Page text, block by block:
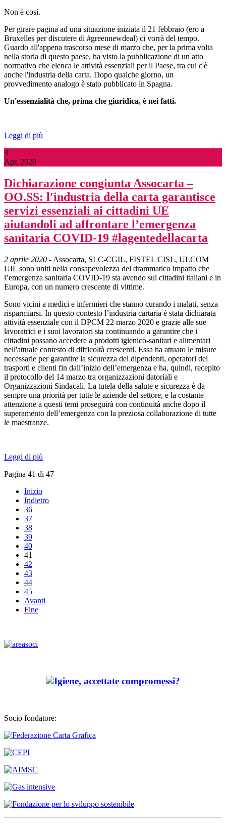
Non è cosi.
Per girare pagina ad una situazione iniziata il 21 febbraio (ero a
Bruxelles per discutere di #greennewdeal) ci vorrà del tempo.
Guardo all'appena trascorso mese di marzo che, per la prima volta
nella storia di questo paese, ha visto la pubblicazione di un atto
normativo che elenca le attività essenziali per il Paese, tra cui c'è
anche l'industria della carta. Dopo qualche giorno, un
provvedimento analogo è stato pubblicato in Spagna.
Un'essenzialità che, prima che giuridica, è nei fatti.
Leggi di più
3
Apr, 2020
Dichiarazione congiunta Assocarta –
OO.SS: l'industria della carta garantisce
servizi essenziali ai cittadini UE
aiutandoli ad affrontare l’emergenza
sanitaria COVID-19 #lagentedellacarta
2 aprile 2020 - Assocarta, SLC-CGIL, FISTEL CISL, ULCOM
UIL sono uniti nella consapevolezza del drammatico impatto che
l’emergenza sanitaria COVID-19 sta avendo sui cittadini italiani e in
Europa, con un numero crescente di vittime.
Sono vicini a medici e infermieri che stanno curando i malati, senza
risparmiarsi. In questo contesto l’industria cartaria è stata dichiarata
attività essenziale con il DPCM 22 marzo 2020 e grazie alle sue
lavoratrici e i suoi lavoratori sta continuando a garantire che i
cittadini possano accedere a prodotti igienico-sanitari e alimentari
nell'attuale contesto di difficoltà crescenti. Essa ha attuato le misure
necessarie per garantire la sicurezza dei dipendenti, operatori dei
trasporti e clienti fin dall’inizio dell’emergenza e ha, quindi, recepito
il protocollo del 14 marzo tra organizzazioni datoriali e
Organizzazioni Sindacali. La tutela della salute e sicurezza è da
sempre una priorità per tutte le aziende del settore, e la costante
attenzione a questi temi proseguirà con continuità anche dopo il
superamento dell’emergenza con la preziosa collaborazione di tutte
le maestranze.
Leggi di più
Pagina 41 di 47
Inizio
Indietro
36
37
38
39
40
41
42
43
44
45
Avanti
Fine
Socio fondatore: